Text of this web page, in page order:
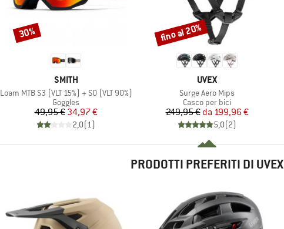
MARCHIO
SMITH
Articolo
Loam MTB S3 (VLT 15%) + S0 (VLT 90%)
Gruppo di prodotti
Goggles
Prezzo
49,95 €Prezzo ridotto
34,97 €
2,0(1)
Sconto
30%
MARCHIO
UVEX
Articolo
Surge Aero Mips
Gruppo di prodotti
Casco per bici
Prezzo
249,95 € Prezzo ridotto
da 199,96 €
5,0(2)
Sconto
fino al 20%
PRODOTTI PREFERITI DI UVEX